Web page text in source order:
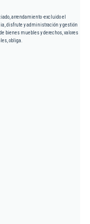
arrendamiento -excluido el
disfrute y administración y gestión
bienes muebles y derechos, valores
obliga.